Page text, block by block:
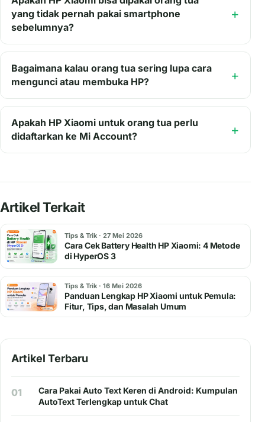
yang tidak pernah pakai smartphone
sebelumnya?
Bagaimana kalau orang tua sering lupa cara
mengunci atau membuka HP?
Apakah HP Xiaomi untuk orang tua perlu
didaftarkan ke Mi Account?
Artikel Terkait
Tips & Trik · 27 Mei 2026
Cara Cek Battery Health HP Xiaomi: 4 Metode
di HyperOS 3
Tips & Trik · 16 Mei 2026
Panduan Lengkap HP Xiaomi untuk Pemula:
Fitur, Tips, dan Masalah Umum
Artikel Terbaru
01
Cara Pakai Auto Text Keren di Android: Kumpulan
AutoText Terlengkap untuk Chat